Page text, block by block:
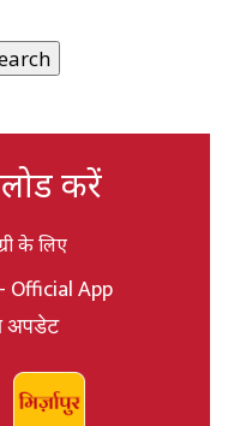
करें
के लिए
Official App
अपडेट